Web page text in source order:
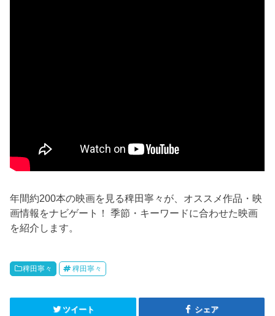
年間約200本の映画を見る稗田寧々が、オススメ作品・映
画情報をナビゲート！ 季節・キーワードに合わせた映画
を紹介します。
稗田寧々 稗田寧々
ツイート シェア